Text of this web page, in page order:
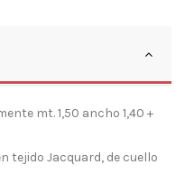
mt. 1,50 ancho 1,40 +
tejido Jacquard, de cuello